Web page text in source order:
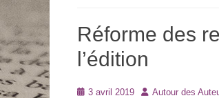
Réforme des
l’édition
Posté3 avril 2019 Auteur
Autour des